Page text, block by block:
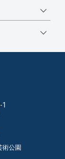
術公園